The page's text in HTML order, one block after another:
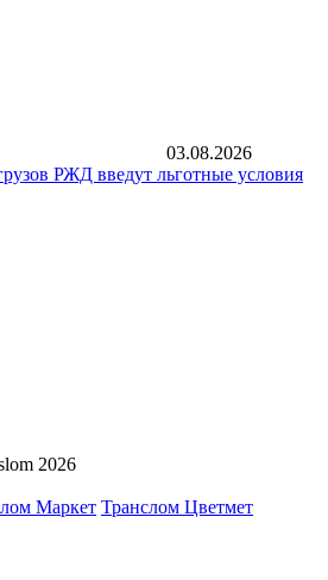
03.08.2026
РЖД введут льготные условия
2026
Маркет Транслом Цветмет